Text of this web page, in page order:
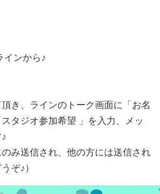
インから♪
き、ラインのトーク画面に「お名
タジオ参加希望 」を入力、メッ
み送信され、他の方には送信され
ぞ♪）